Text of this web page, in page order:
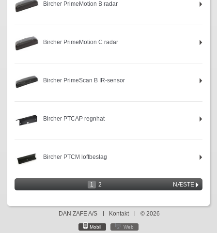
Bircher PrimeMotion B radar
Bircher PrimeMotion C radar
Bircher PrimeScan B IR-sensor
Bircher PTCAP regnhat
Bircher PTCM loftbeslag
NÆSTE
1 2
DAN ZAFE A/S Kontakt © 2026
Mobil Web